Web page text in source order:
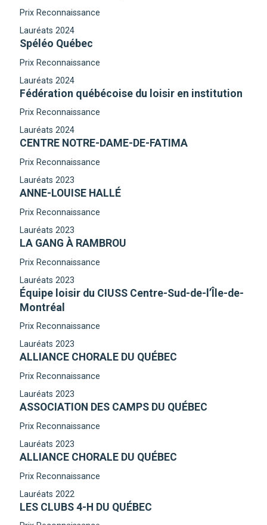
Prix Reconnaissance
Lauréats 2024
Spéléo Québec
Prix Reconnaissance
Lauréats 2024
Fédération québécoise du loisir en institution
Prix Reconnaissance
Lauréats 2024
CENTRE NOTRE-DAME-DE-FATIMA
Prix Reconnaissance
Lauréats 2023
ANNE-LOUISE HALLÉ
Prix Reconnaissance
Lauréats 2023
LA GANG À RAMBROU
Prix Reconnaissance
Lauréats 2023
Équipe loisir du CIUSS Centre-Sud-de-l’Île-de-
Montréal
Prix Reconnaissance
Lauréats 2023
ALLIANCE CHORALE DU QUÉBEC
Prix Reconnaissance
Lauréats 2023
ASSOCIATION DES CAMPS DU QUÉBEC
Prix Reconnaissance
Lauréats 2023
ALLIANCE CHORALE DU QUÉBEC
Prix Reconnaissance
Lauréats 2022
LES CLUBS 4-H DU QUÉBEC